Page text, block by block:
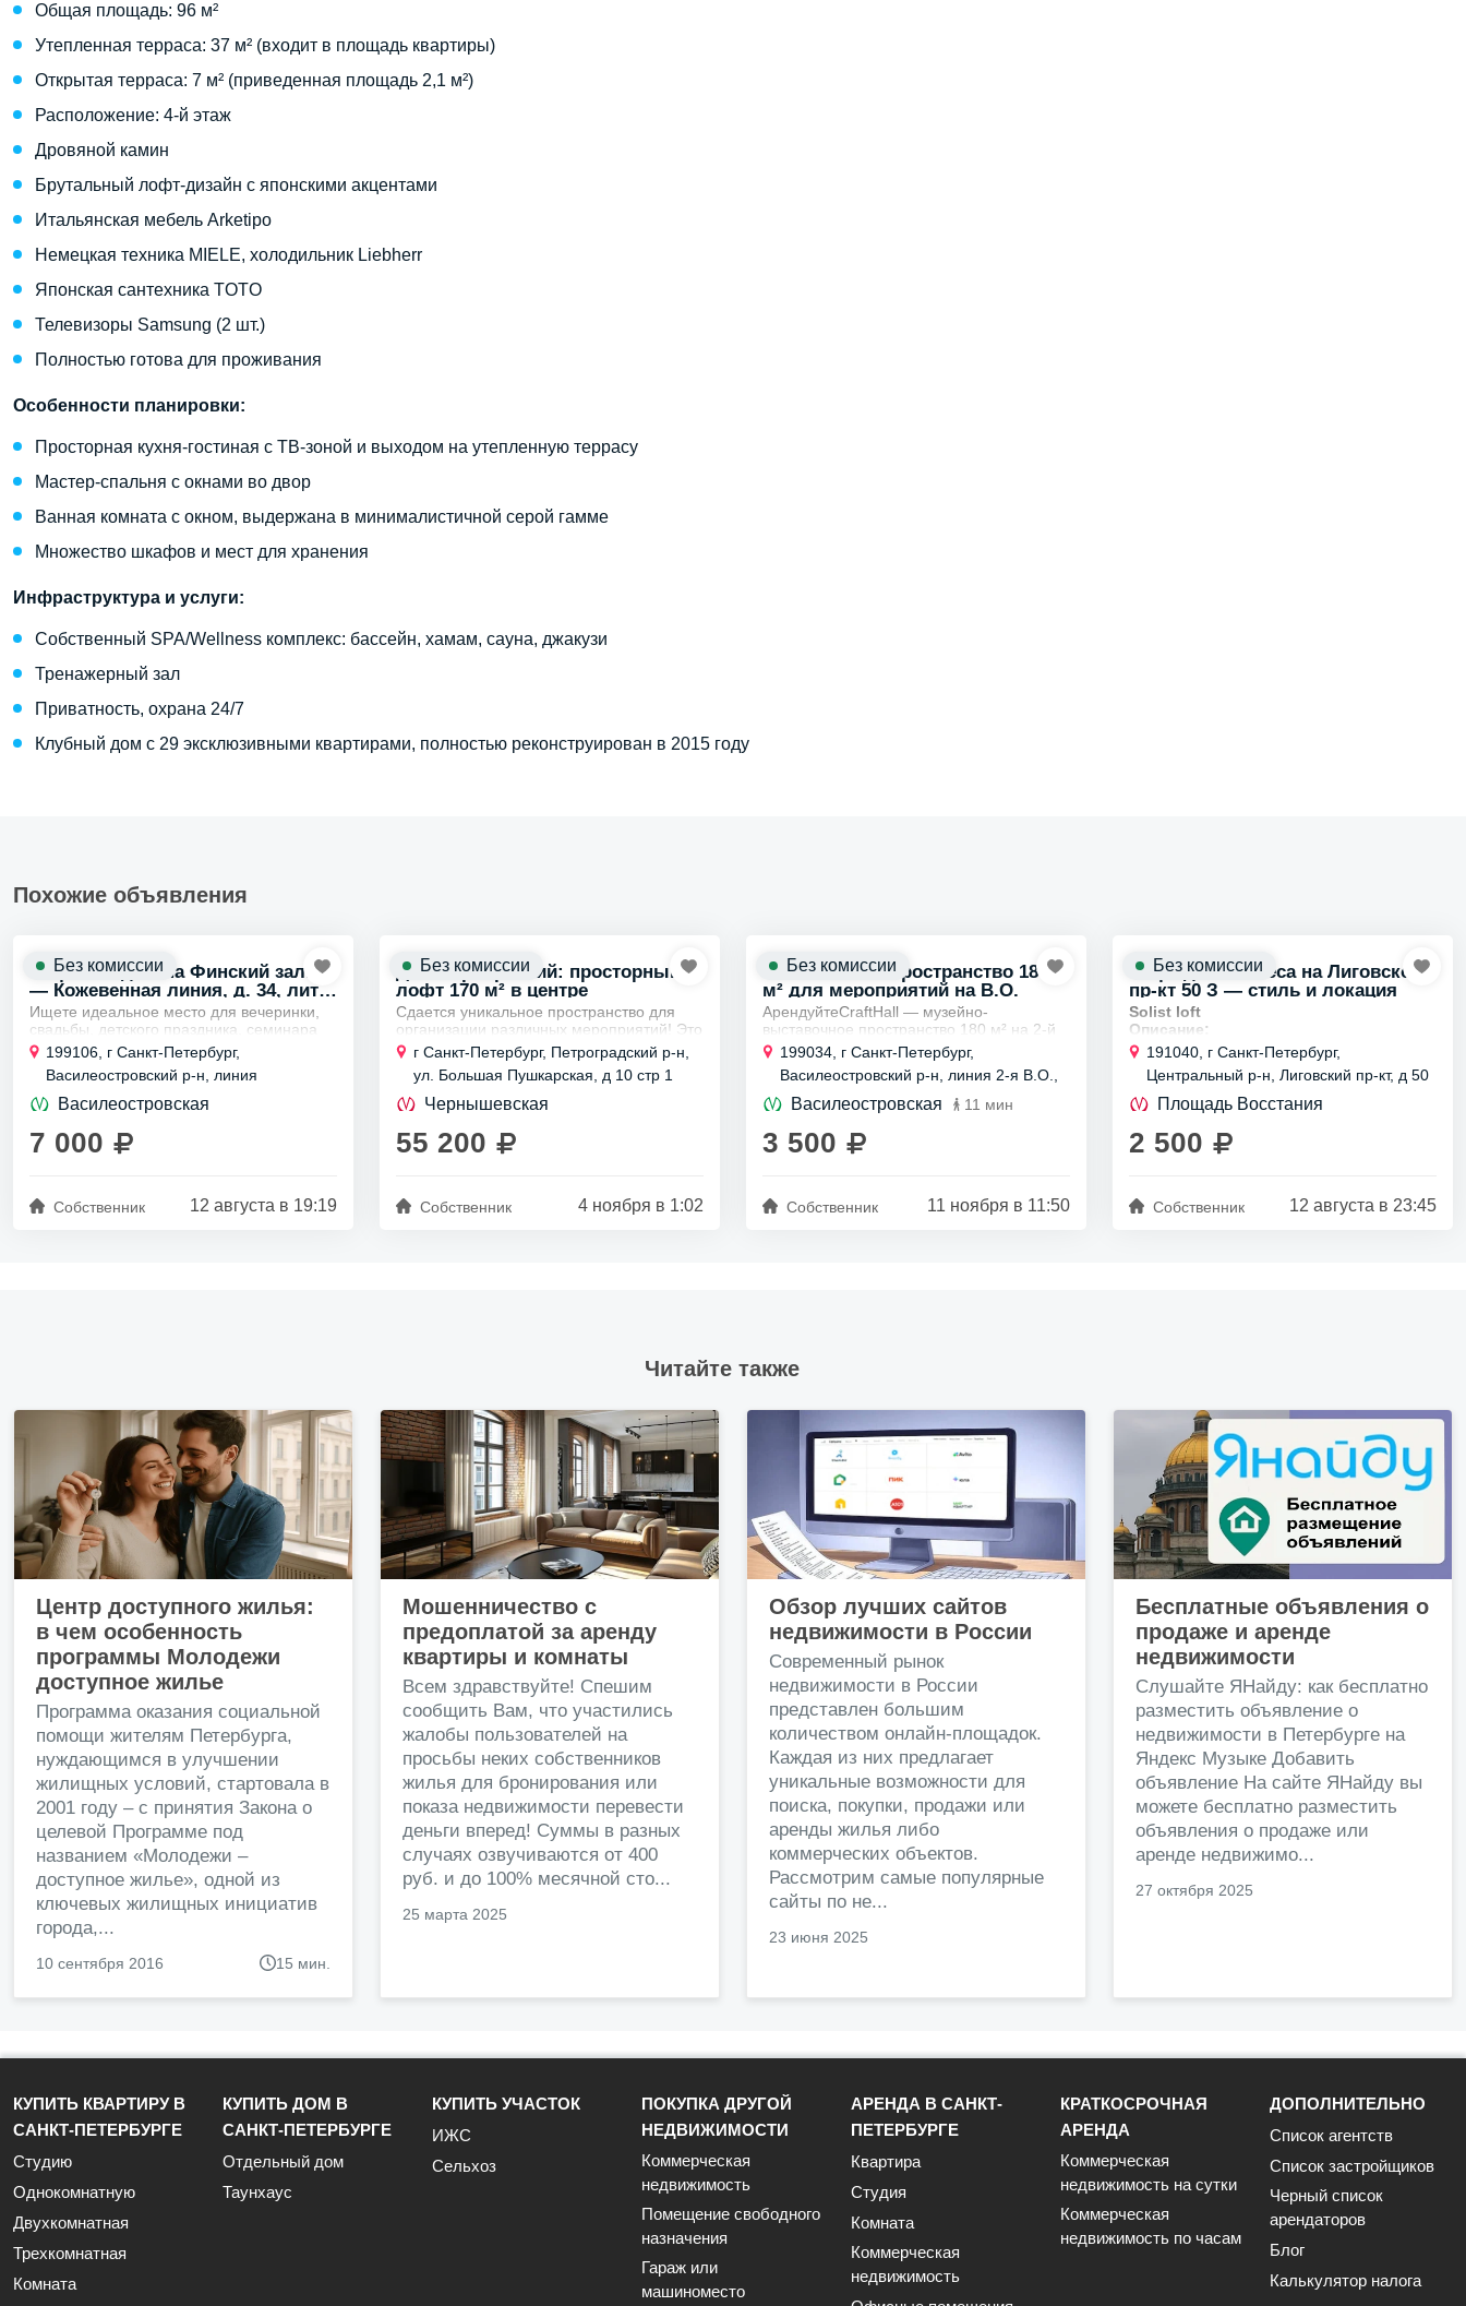
Общая площадь: 96 м²
Утепленная терраса: 37 м² (входит в площадь квартиры)
Открытая терраса: 7 м² (приведенная площадь 2,1 м²)
Расположение: 4-й этаж
Дровяной камин
Брутальный лофт-дизайн с японскими акцентами
Итальянская мебель Arketipo
Немецкая техника MIELE, холодильник Liebherr
Японская сантехника TOTO
Телевизоры Samsung (2 шт.)
Полностью готова для проживания
Особенности планировки:
Просторная кухня-гостиная с ТВ-зоной и выходом на утепленную террасу
Мастер-спальня с окнами во двор
Ванная комната с окном, выдержана в минималистичной серой гамме
Множество шкафов и мест для хранения
Инфраструктура и услуги:
Собственный SPA/Wellness комплекс: бассейн, хамам, сауна, джакузи
Тренажерный зал
Приватность, охрана 24/7
Клубный дом с 29 эксклюзивными квартирами, полностью реконструирован в 2015 году
Похожие объявления
Лофт с видом на Финский залив
— Кожевенная линия, д. 34, лит.
А
Ищете идеальное место для вечеринки,
свадьбы, детского праздника, семинара
или корпоратива? LOFT PORT
вам незабываемую атмосферу и
комфорт!
Потрясающие...
199106, г Санкт-Петербург,
Василеостровский р-н, линия
Кожевенная, д 34 литера А
Василеостровская
7 000
Собственник 12 августа в 19:19
Без комиссии
Для мероприятий: просторный
лофт 170 м² в центре
Сдается уникальное пространство для
организации различных мероприятий! Это
место привлекает своим стильным
интерьером в духе «лофт» и
располагается в...
г Санкт-Петербург, Петроградский р-н,
ул. Большая Пушкарская, д 10 стр 1
Чернышевская
55 200
Собственник 4 ноября в 1:02
Без комиссии
Выставочное пространство 180
м² для мероприятий на В.О.
АрендуйтеCraftHall — музейно-
выставочное пространство 180 м² на 2-й
линии В.О., Санкт-Петербург.
Вместимость до 45 человек. Идеально
подходит для тематических...
199034, г Санкт-Петербург,
Василеостровский р-н, линия 2-я В.О.,
д 13/6
Василеостровская 11 мин
3 500
Собственник 11 ноября в 11:50
Без комиссии
Лофт для бизнеса на Лиговском
пр-кт 50 З — стиль и локация
Solist loft
Описание:
Яркий и стильный лофт площадью
в Санкт-Петербурге с отдельным входом и
современным качественным сервисом.
Идеально подходит для дней...
191040, г Санкт-Петербург,
Центральный р-н, Лиговский пр-кт, д 50
литера З
Площадь Восстания
2 500
Собственник 12 августа в 23:45
Без комиссии
Читайте также
Центр доступного жилья:
в чем особенность
программы Молодежи
доступное жилье
Программа оказания социальной
помощи жителям Петербурга,
нуждающимся в улучшении
жилищных условий, стартовала в
2001 году – с принятия Закона о
целевой Программе под
названием «Молодежи –
доступное жилье», одной из
ключевых жилищных инициатив
города,...
10 сентября 2016 15 мин.
Мошенничество с
предоплатой за аренду
квартиры и комнаты
Всем здравствуйте! Спешим
сообщить Вам, что участились
жалобы пользователей на
просьбы неких собственников
жилья для бронирования или
показа недвижимости перевести
деньги вперед! Суммы в разных
случаях озвучиваются от 400
руб. и до 100% месячной сто...
25 марта 2025
Обзор лучших сайтов
недвижимости в России
Современный рынок
недвижимости в России
представлен большим
количеством онлайн-площадок.
Каждая из них предлагает
уникальные возможности для
поиска, покупки, продажи или
аренды жилья либо
коммерческих объектов.
Рассмотрим самые популярные
сайты по не...
23 июня 2025
Бесплатные объявления о
продаже и аренде
недвижимости
Слушайте ЯНайду: как бесплатно
разместить объявление о
недвижимости в Петербурге на
Яндекс Музыке Добавить
объявление На сайте ЯНайду вы
можете бесплатно разместить
объявления о продаже или
аренде недвижимо...
27 октября 2025
КУПИТЬ КВАРТИРУ В
САНКТ-ПЕТЕРБУРГЕ
Студию
Однокомнатную
Двухкомнатная
Трехкомнатная
Комната
КУПИТЬ ДОМ В
САНКТ-ПЕТЕРБУРГЕ
Отдельный дом
Таунхаус
КУПИТЬ УЧАСТОК
ИЖС
Сельхоз
ПОКУПКА ДРУГОЙ
НЕДВИЖИМОСТИ
Коммерческая
недвижимость
Помещение свободного
назначения
Гараж или
машиноместо
АРЕНДА В САНКТ-
ПЕТЕРБУРГЕ
Квартира
Студия
Комната
Коммерческая
недвижимость
КРАТКОСРОЧНАЯ
АРЕНДА
Коммерческая
недвижимость на сутки
Коммерческая
недвижимость по часам
ДОПОЛНИТЕЛЬНО
Список агентств
Список застройщиков
Черный список
арендаторов
Блог
Калькулятор налога